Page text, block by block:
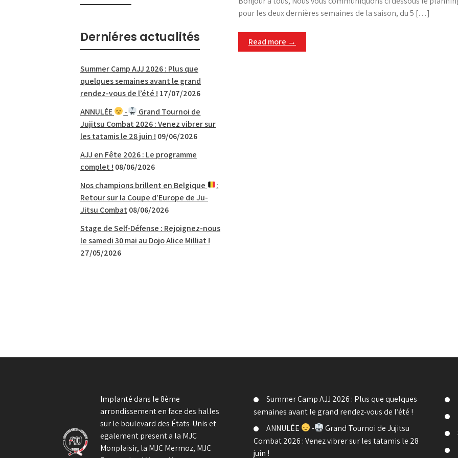
pour les deux dernières semaines de la saison, du 5 […]
Read more →
Derniéres actualités
Summer Camp AJJ 2026 : Plus que
quelques semaines avant le grand
rendez-vous de l’été ! 17/07/2026
ANNULÉE
-
Grand Tournoi de
Jujitsu Combat 2026 : Venez vibrer sur
les tatamis le 28 juin ! 09/06/2026
AJJ en Fête 2026 : Le programme
complet ! 08/06/2026
Nos champions brillent en Belgique
:
Retour sur la Coupe d’Europe de Ju-
Jitsu Combat 08/06/2026
Stage de Self-Défense : Rejoignez-nous
le samedi 30 mai au Dojo Alice Milliat !
27/05/2026
Implanté dans le 8ème
arrondissement en face des halles
sur le boulevard des États-Unis et
egalement present a la MJC
Monplaisir, la MJC Mermoz, MJC
Summer Camp AJJ 2026 : Plus que quelques
semaines avant le grand rendez-vous de l’été !
ANNULÉE
-
Grand Tournoi de Jujitsu
Combat 2026 : Venez vibrer sur les tatamis le 28
juin !